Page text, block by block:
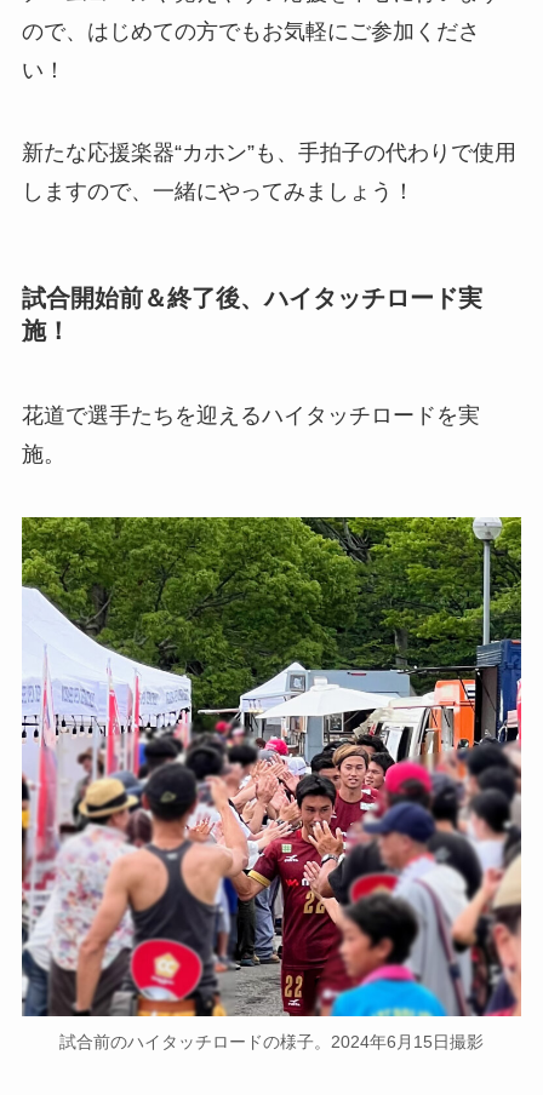
ので、はじめての方でもお気軽にご参加くださ
い！
新たな応援楽器“カホン”も、手拍子の代わりで使用
しますので、一緒にやってみましょう！
試合開始前＆終了後、ハイタッチロード実
施！
花道で選手たちを迎えるハイタッチロードを実
施。
試合前のハイタッチロードの様子。2024年6月15日撮影